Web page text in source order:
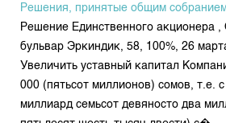
Решения, принятые общим
Решение Единственного акционера
бульвар Эркиндик, 58, 100%, 26
Увеличить уставный капитал
000 (пятьсот миллионов) сомов, т.е.
миллиард семьсот девяносто два